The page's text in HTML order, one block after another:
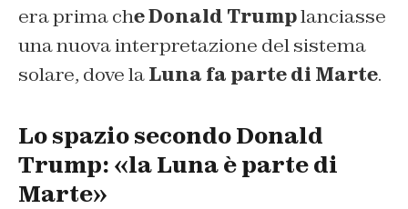
era prima che Donald Trumplanciasse
una nuova interpretazione del sistema
solare, dove laLuna fa parte di Marte.
Lo spazio secondo Donald
Trump: «la Luna è parte di
Marte»